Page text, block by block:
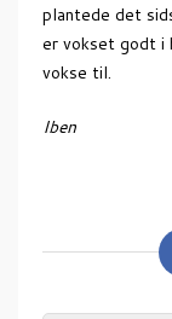
plantede det
er vokset godt i
vokse til.
Iben